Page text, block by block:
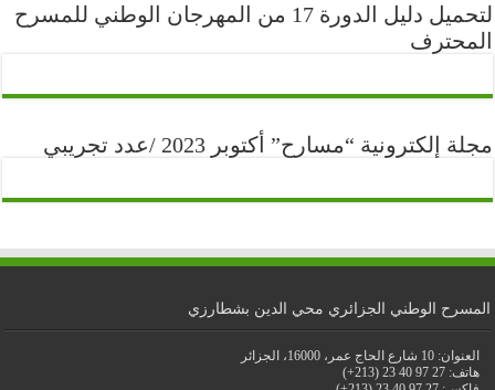
لتحميل دليل الدورة 17 من المهرجان الوطني للمسرح
المحترف
مجلة إلكترونية “مسارح” أكتوبر 2023 /عدد تجريبي
المسرح الوطني الجزائري محي الدين بشطارزي
العنوان: 10 شارع الحاج عمر، 16000، الجزائر
هاتف: 27 97 40 23 (213+)